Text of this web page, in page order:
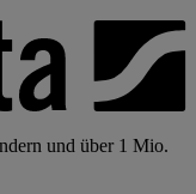
und über 1 Mio.